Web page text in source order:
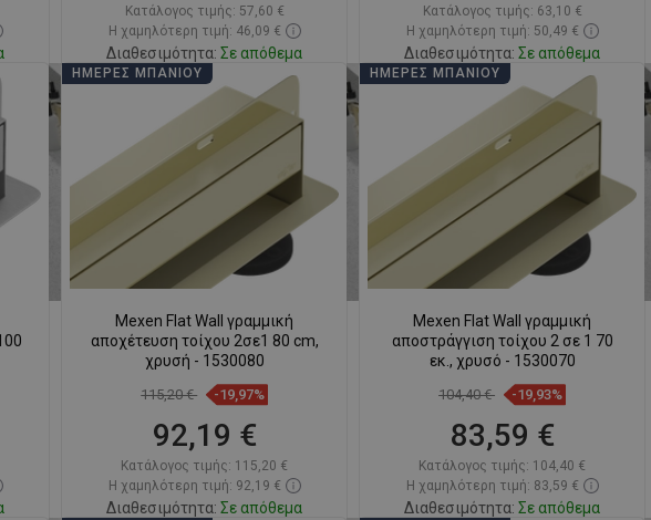
Κατάλογος τιμής: 57,60 €
Η χαμηλότερη τιμή: 46,09 €
Διαθεσιμότητα: Σε απόθεμα
Στο καλάθι
Αγαπημένα
Σύγκριση
Κατάλογος τιμής: 63,10 €
Η χαμηλότερη τιμή: 50,49 €
Διαθεσιμότητα: Σε απόθεμα
Στο καλάθι
Αγαπημένα
Σύγκριση
ΗΜΈΡΕΣ ΜΠΆΝΙΟΥ
Mexen Flat Wall γραμμική
αποχέτευση τοίχου 2σε1 80 cm,
χρυσή - 1530080
115,20 € -19,97%
92,19 €
Κατάλογος τιμής: 115,20 €
Η χαμηλότερη τιμή: 92,19 €
Διαθεσιμότητα: Σε απόθεμα
ΗΜΈΡΕΣ ΜΠΆΝΙΟΥ
Mexen Flat Wall γραμμική
αποστράγγιση τοίχου 2 σε 1 70
εκ., χρυσό - 1530070
104,40 € -19,93%
83,59 €
Κατάλογος τιμής: 104,40 €
Η χαμηλότερη τιμή: 83,59 €
Διαθεσιμότητα: Σε απόθεμα